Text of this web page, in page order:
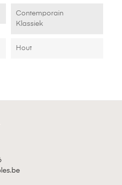
Contemporain
Klassiek
Hout